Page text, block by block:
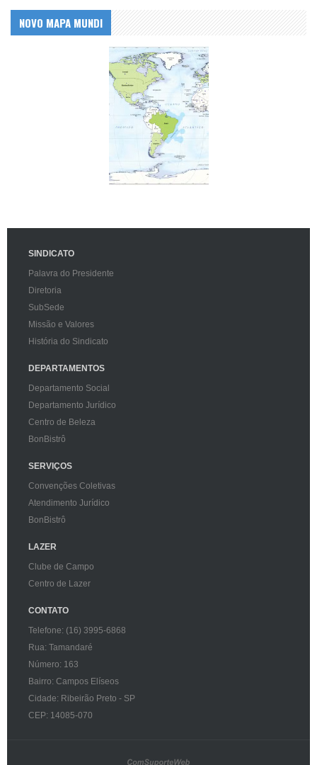
NOVO MAPA MUNDI
SINDICATO
Palavra do Presidente
Diretoria
SubSede
Missão e Valores
História do Sindicato
DEPARTAMENTOS
Departamento Social
Departamento Jurídico
Centro de Beleza
BonBistrô
SERVIÇOS
Convenções Coletivas
Atendimento Jurídico
BonBistrô
LAZER
Clube de Campo
Centro de Lazer
CONTATO
Telefone: (16) 3995-6868
Rua: Tamandaré
Número: 163
Bairro: Campos Elíseos
Cidade: Ribeirão Preto - SP
CEP: 14085-070